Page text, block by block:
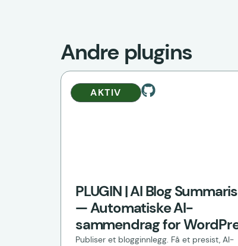
Andre plugins
AKTIV
PLUGIN | AI Blog
— Automatiske AI-
sammendrag for
Publiser et blogginnlegg. Få et presist, AI-